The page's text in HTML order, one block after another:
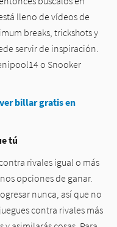
lleno de vídeos de
breaks, trickshots y
servir de inspiración.
o Snooker
billar gratis en
tú
rivales igual o más
opciones de ganar.
nunca, así que no
contra rivales más